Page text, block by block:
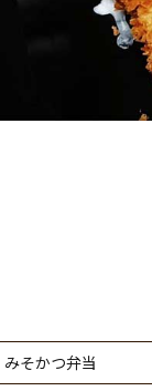
みそかつ弁当